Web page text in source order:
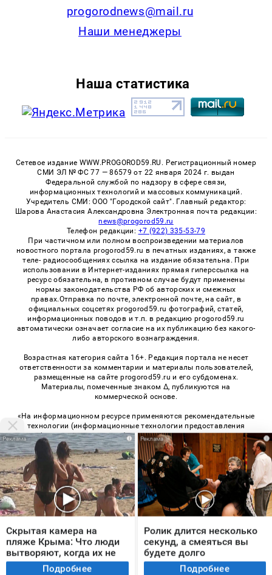
progorodnews@mail.ru
Наши менеджеры
Наша статистика
Сетевое издание WWW.PROGOROD59.RU. Регистрационный номер
СМИ ЭЛ № ФС 77 — 86579 от 22 января 2024 г. выдан
Федеральной службой по надзору в сфере связи,
информационных технологий и массовых коммуникаций.
Учредитель СМИ: ООО "Городской сайт". Главный редактор:
Шарова Анастасия Александровна Электронная почта редакции:
news@progorod59.ru
Телефон редакции: +7 (922) 335-53-79
При частичном или полном воспроизведении материалов
новостного портала progorod59.ru в печатных изданиях, а также
теле- радиосообщениях ссылка на издание обязательна. При
использовании в Интернет-изданиях прямая гиперссылка на
ресурс обязательна, в противном случае будут применены
нормы законодательства РФ об авторских и смежных
правах.Отправка по почте, электронной почте, на сайт, в
официальных соцсетях progorod59.ru фотографий, статей,
информационных поводов и т.п. в редакцию progorod59.ru
автоматически означает согласие на их публикацию без какого-
либо авторского вознаграждения.
Возрастная категория сайта 16+. Редакция портала не несет
ответственности за комментарии и материалы пользователей,
размещенные на сайте progorod59.ru и его субдоменах.
Материалы, помеченные знаком Δ, публикуются на
коммерческой основе.
«На информационном ресурсе применяются рекомендательные
технологии (информационные технологии предоставления
информации на основе сбора, систематизации и анализа
сведений, относящихся к предпочтениям пользователей сети
«Интернет», находящихся на территории Российской
Федерации)». Правила применения рекомендательных
технологий в виджетах рекламно-обменной сети«СМИ2» (PDF),
«Sparrow» (PDF)
© 2026 «Про Город Пермь» | Все права защищены
Возрастная категория сайта 16+
Политика конфиденциальности
i
Скрытая камера на
пляже Крыма: Что люди
вытворяют, когда их не
видят... Подробнее
i
Ролик длится несколько
секунд, а смеяться вы
будете долго
Подробнее